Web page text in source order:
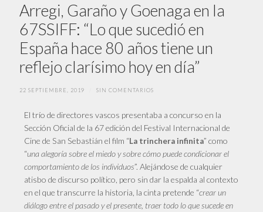
Arregi, Garaño y Goenaga en la
67SSIFF: “Lo que sucedió en
España hace 80 años tiene un
reflejo clarísimo hoy en día”
22 SEPTIEMBRE, 2019 SIN COMENTARIOS
El trío de directores vascos presentaba a concurso en la
Sección Oficial de la 67 edición del Festival Internacional de
Cine de San Sebastián el film “La trinchera infinita” como
“una alegoría sobre el miedo y sobre cómo puede condicionar el
comportamiento de los individuos”. Alejándose de cualquier
atisbo de discurso político, pero sin dar la espalda al contexto
en el que transcurre la historia, la cinta pretende “crear un
diálogo entre el pasado y el presente, traer todo lo que sucede en